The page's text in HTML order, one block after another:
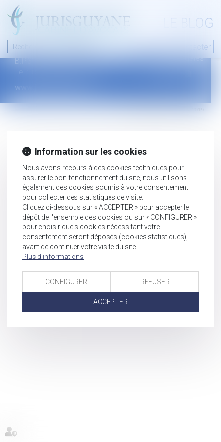
LE BLOG
Nous contacter
46 avenue de la liberté
B.P.315 - 97327 Cayenne Cedex
Tel : +594 594 29 45 35
www.jurisguyane.com
Mentions légales
Information sur les cookies
Nous avons recours à des cookies techniques pour
assurer le bon fonctionnement du site, nous utilisons
également des cookies soumis à votre consentement
pour collecter des statistiques de visite.
Cliquez ci-dessous sur « ACCEPTER » pour accepter le
dépôt de l'ensemble des cookies ou sur « CONFIGURER »
pour choisir quels cookies nécessitant votre
consentement seront déposés (cookies statistiques),
avant de continuer votre visite du site.
Plus d'informations
CONFIGURER REFUSER
ACCEPTER